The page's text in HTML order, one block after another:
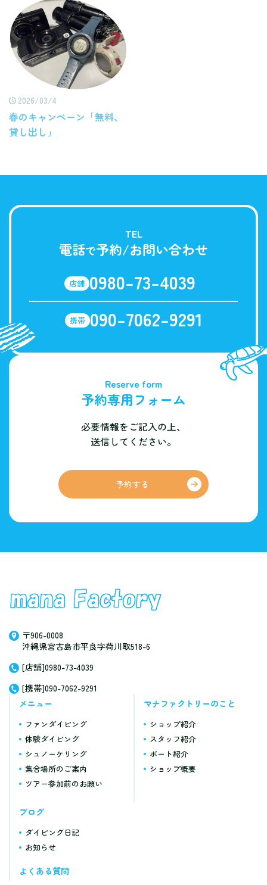
2026/03/4
春のキャンペーン「無料、
貸し出し」
TEL
電話で予約/お問い合わせ
店舗 0980-73-4039
携帯 090-7062-9291
Reserve form
予約専用フォーム
必要情報をご記入の上、
送信してください。
予約する
〒906-0008
沖縄県宮古島市平良字荷川取518-6
[店舗]0980-73-4039
[携帯]090-7062-9291
メニュー
ファンダイビング
体験ダイビング
シュノーケリング
集合場所のご案内
ツアー参加前のお願い
マナファクトリーのこと
ショップ紹介
スタッフ紹介
ボート紹介
ショップ概要
ブログ
ダイビング日記
お知らせ
よくある質問